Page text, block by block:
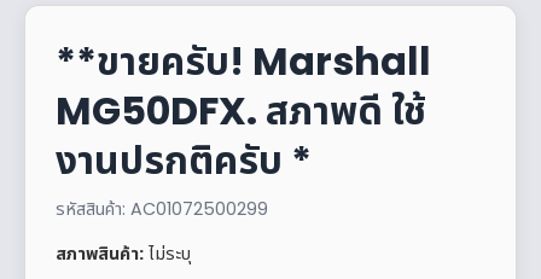
**ขายครับ! Marshall
MG50DFX. สภาพดี ใช้
งานปรกติครับ *
รหัสสินค้า: AC01072500299
สภาพสินค้า: ไม่ระบุ